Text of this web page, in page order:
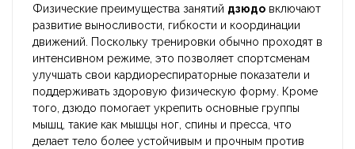
Физические преимущества занятий дзюдо включают
развитие выносливости, гибкости и координации
движений. Поскольку тренировки обычно проходят в
интенсивном режиме, это позволяет спортсменам
улучшать свои кардиореспираторные показатели и
поддерживать здоровую физическую форму. Кроме
того, дзюдо помогает укрепить основные группы
мышц, такие как мышцы ног, спины и пресса, что
делает тело более устойчивым и прочным против